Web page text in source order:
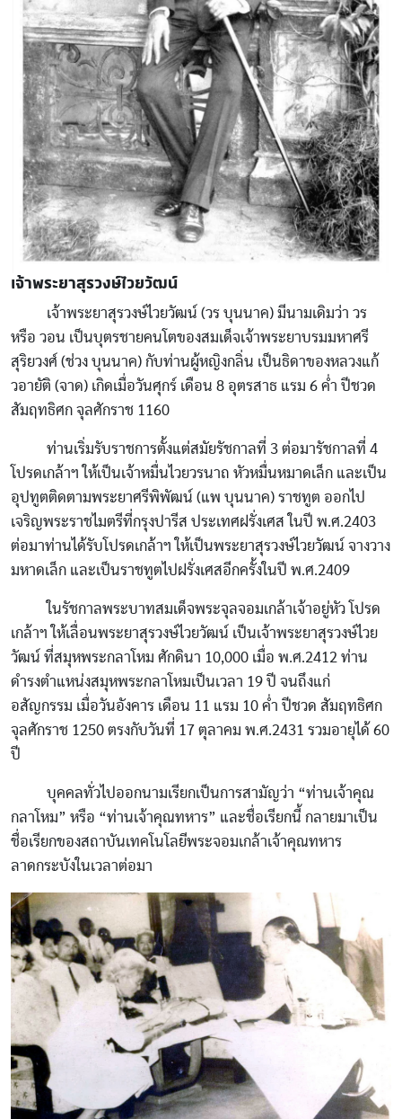
เจ้าพระยาสุรวงษ์ไวยวัฒน์
เจ้าพระยาสุรวงษ์ไวยวัฒน์ (วร บุนนาค) มีนามเดิมว่า วร
หรือ วอน เป็นบุตรชายคนโตของสมเด็จเจ้าพระยาบรมมหาศรี
สุริยวงศ์ (ช่วง บุนนาค) กับท่านผู้หญิงกลิ่น เป็นธิดาของหลวงแก้
วอายัติ (จาด) เกิดเมื่อวันศุกร์ เดือน 8 อุตรสาธ แรม 6 ค่ำ ปีชวด
สัมฤทธิศก จุลศักราช 1160
ท่านเริ่มรับราชการตั้งแต่สมัยรัชกาลที่ 3 ต่อมารัชกาลที่ 4
โปรดเกล้าฯ ให้เป็นเจ้าหมื่นไวยวรนาถ หัวหมื่นหมาดเล็ก และเป็น
อุปทูตติดตามพระยาศรีพิพัฒน์ (แพ บุนนาค) ราชทูต ออกไป
เจริญพระราชไมตรีที่กรุงปารีส ประเทศฝรั่งเศส ในปี พ.ศ.2403
ต่อมาท่านได้รับโปรดเกล้าฯ ให้เป็นพระยาสุรวงษ์ไวยวัฒน์ จางวาง
มหาดเล็ก และเป็นราชทูตไปฝรั่งเศสอีกครั้งในปี พ.ศ.2409
ในรัชกาลพระบาทสมเด็จพระจุลจอมเกล้าเจ้าอยู่หัว โปรด
เกล้าฯ ให้เลื่อนพระยาสุรวงษ์ไวยวัฒน์ เป็นเจ้าพระยาสุรวงษ์ไวย
วัฒน์ ที่สมุหพระกลาโหม ศักดินา 10,000 เมื่อ พ.ศ.2412 ท่าน
ดำรงตำแหน่งสมุหพระกลาโหมเป็นเวลา 19 ปี จนถึงแก่
อสัญกรรม เมื่อวันอังคาร เดือน 11 แรม 10 ค่ำ ปีชวด สัมฤทธิศก
จุลศักราช 1250 ตรงกับวันที่ 17 ตุลาคม พ.ศ.2431 รวมอายุได้ 60
ปี
บุคคลทั่วไปออกนามเรียกเป็นการสามัญว่า “ท่านเจ้าคุณ
กลาโหม” หรือ “ท่านเจ้าคุณทหาร” และชื่อเรียกนี้ กลายมาเป็น
ชื่อเรียกของสถาบันเทคโนโลยีพระจอมเกล้าเจ้าคุณทหาร
ลาดกระบังในเวลาต่อมา
Image